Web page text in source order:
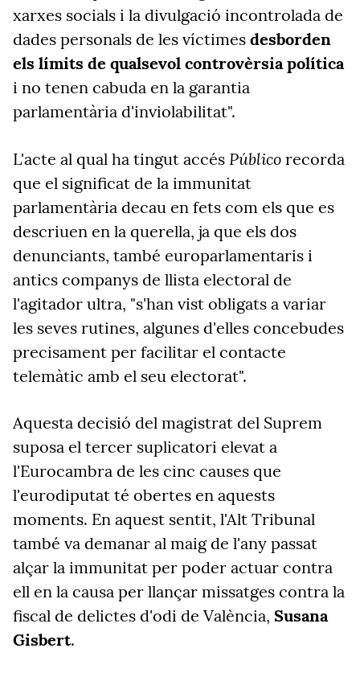
xarxes socials i la divulgació incontrolada de
dades personals de les víctimes desborden
els límits de qualsevol controvèrsia política
i no tenen cabuda en la garantia
parlamentària d'inviolabilitat".
L'acte al qual ha tingut accés Público recorda
que el significat de la immunitat
parlamentària decau en fets com els que es
descriuen en la querella, ja que els dos
denunciants, també europarlamentaris i
antics companys de llista electoral de
l'agitador ultra, "s'han vist obligats a variar
les seves rutines, algunes d'elles concebudes
precisament per facilitar el contacte
telemàtic amb el seu electorat".
Aquesta decisió del magistrat del Suprem
suposa el tercer suplicatori elevat a
l'Eurocambra de les cinc causes que
l'eurodiputat té obertes en aquests
moments. En aquest sentit, l'Alt Tribunal
també va demanar al maig de l'any passat
alçar la immunitat per poder actuar contra
ell en la causa per llançar missatges contra la
fiscal de delictes d'odi de València, Susana
Gisbert.